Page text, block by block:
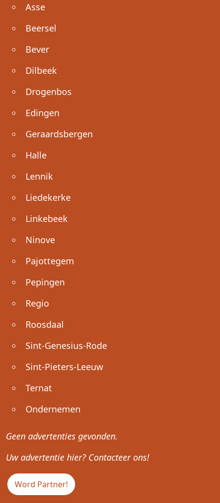
Asse
Beersel
Bever
Dilbeek
Drogenbos
Edingen
Geraardsbergen
Halle
Lennik
Liedekerke
Linkebeek
Ninove
Pajottegem
Pepingen
Regio
Roosdaal
Sint-Genesius-Rode
Sint-Pieters-Leeuw
Ternat
Ondernemen
Geen advertenties gevonden.
Uw advertentie hier? Contacteer ons!
Word Partner!